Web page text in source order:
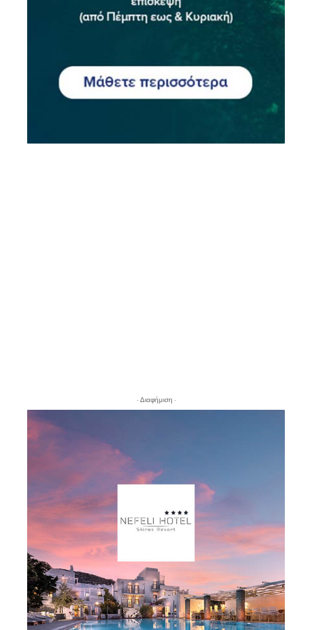
- Διαφήμιση -